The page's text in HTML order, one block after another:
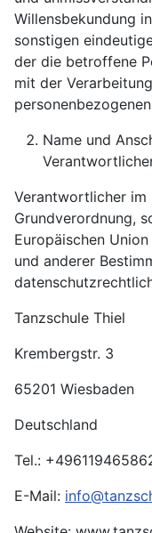
Willensbekundung
sonstigen
der die betroffene
mit der
Name und
Verantwortlicher im
Grundverordnung,
Europäischen
und anderer
Tanzschule Thiel
Krembergstr. 3
65201 Wiesbaden
Deutschland
Tel.:
E-Mail: